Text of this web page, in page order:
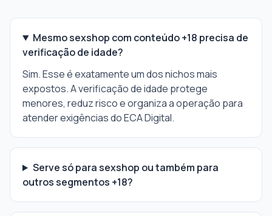
Mesmo sexshop com conteúdo +18 precisa de
verificação de idade?
Sim. Esse é exatamente um dos nichos mais
expostos. A verificação de idade protege
menores, reduz risco e organiza a operação para
atender exigências do ECA Digital.
Serve só para sexshop ou também para
outros segmentos +18?